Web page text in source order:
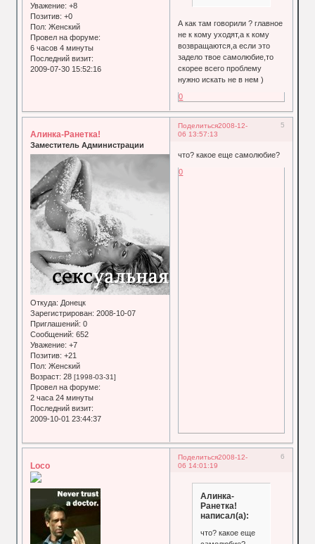
Уважение: +8
Позитив: +0
Пол: Женский
Провел на форуме:
6 часов 4 минуты
Последний визит:
2009-07-30 15:52:16
А как там говорили ? главное
не к кому уходят,а к кому
возвращаются,а если это
задело твое самолюбие,то
скорее всего проблему
нужно искать не в нем )
0
Поделиться 5
2008-12-
06 13:57:13
Алинка-Ранетка!
Заместитель Администрации
Откуда: Донецк
Зарегистрирован: 2008-10-07
Приглашений: 0
Сообщений: 652
Уважение: +7
Позитив: +21
Пол: Женский
Возраст: 28[1998-03-31]
Провел на форуме:
2 часа 24 минуты
Последний визит:
2009-10-01 23:44:37
что? какое еще самолюбие?
0
Поделиться 6
2008-12-
06 14:01:19
Loco
Алинка-
Ранетка!
написал(а):
что? какое еще